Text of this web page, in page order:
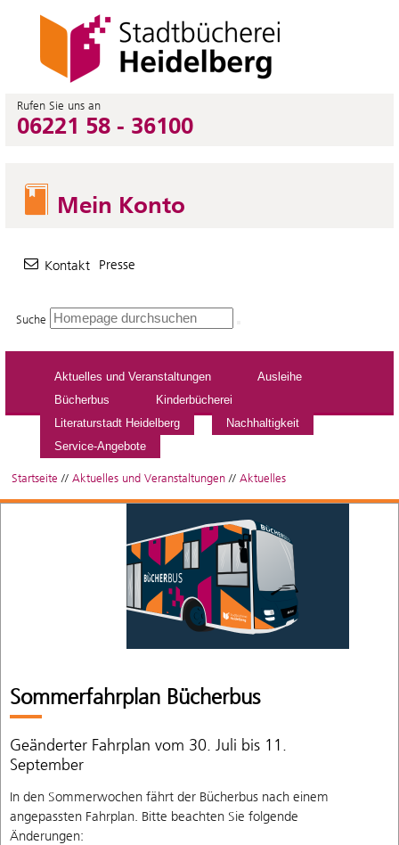
Rufen Sie uns an
06221 58 - 36100
Mein Konto
Kontakt Presse
Suche
Aktuelles und Veranstaltungen
Ausleihe
Bücherbus
Kinderbücherei
Literaturstadt Heidelberg
Nachhaltigkeit
Service-Angebote
Startseite // Aktuelles und Veranstaltungen // Aktuelles
Sommerfahrplan Bücherbus
Geänderter Fahrplan vom 30. Juli bis 11.
September
In den Sommerwochen fährt der Bücherbus nach einem
angepassten Fahrplan. Bitte beachten Sie folgende
Änderungen: